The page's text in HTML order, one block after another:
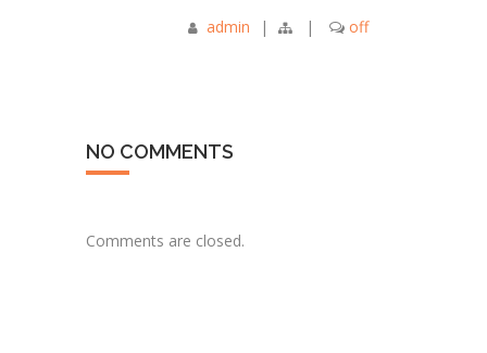
admin | | off
NO COMMENTS
Comments are closed.